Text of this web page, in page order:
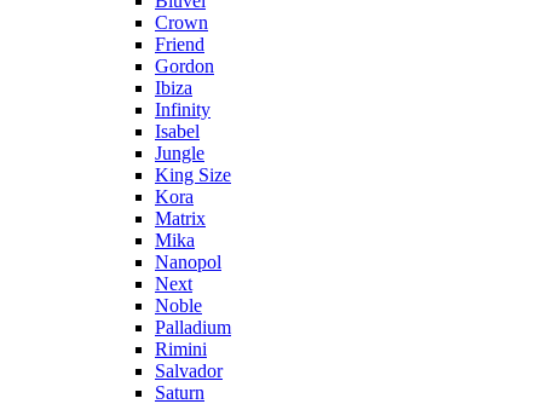
Crown
Friend
Gordon
Ibiza
Infinity
Isabel
Jungle
King Size
Kora
Matrix
Mika
Nanopol
Next
Noble
Palladium
Rimini
Salvador
Saturn